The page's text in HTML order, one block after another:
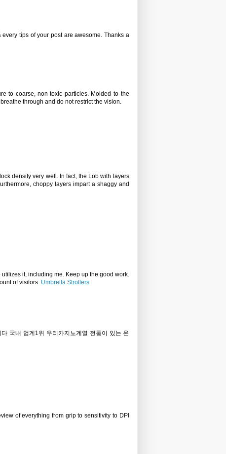
tips of your post are awesome. Thanks a
to coarse, non-toxic particles. Molded to the
through and do not restrict the vision.
density very well. In fact, the Lob with layers
choppy layers impart a shaggy and
it, including me. Keep up the good work.
of visitors. Umbrella Strollers
국내 업계1위 우리카지노계열 전통이 있는 온
of everything from grip to sensitivity to DPI